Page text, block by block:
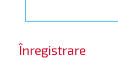
Înregistrare